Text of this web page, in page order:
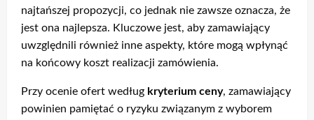
najtańszej propozycji, co jednak nie zawsze oznacza, że
jest ona najlepsza. Kluczowe jest, aby zamawiający
uwzględnili również inne aspekty, które mogą wpłynąć
na końcowy koszt realizacji zamówienia.
Przy ocenie ofert według kryterium ceny, zamawiający
powinien pamiętać o ryzyku związanym z wyborem